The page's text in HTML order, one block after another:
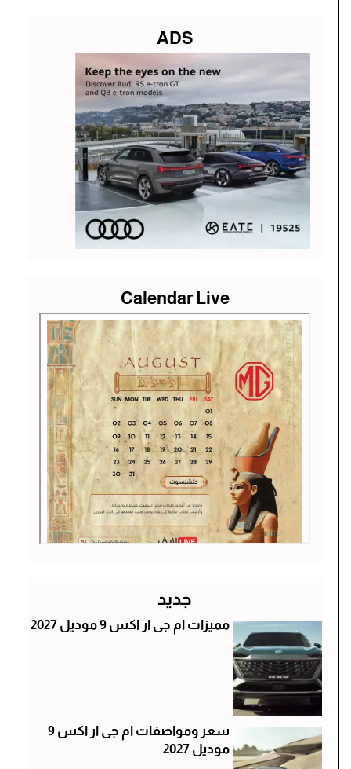
ADS
Calendar Live
جديد
مميزات ام جى ار اكس 9 موديل 2027
سعر ومواصفات ام جى ار اكس 9
موديل 2027